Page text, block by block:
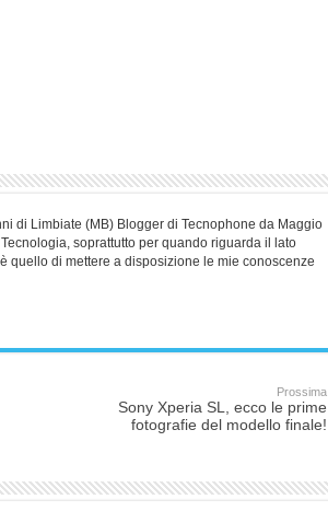
di Limbiate (MB) Blogger di Tecnophone da Maggio
soprattutto per quando riguarda il lato
quello di mettere a disposizione le mie conoscenze
Prossima
Sony Xperia SL, ecco le prime
fotografie del modello finale!